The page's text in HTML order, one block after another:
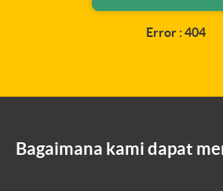
Error : 404
Bagaimana kami dapat